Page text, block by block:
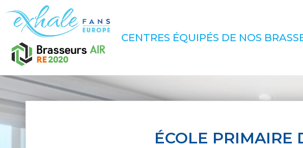
CENTRES ÉQUIPÉS DE NOS
ÉCOLE PRIMAIRE